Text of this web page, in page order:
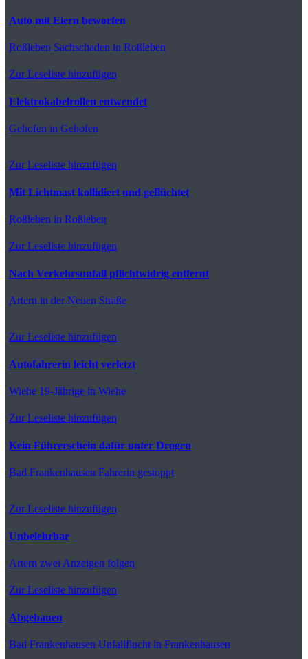
Auto mit Eiern beworfen
Roßleben Sachschaden in Roßleben
Zur Leseliste hinzufügen
Elektrokabelrollen entwendet
Gehofen in Gehofen
Zur Leseliste hinzufügen
Mit Lichtmast kollidiert und geflüchtet
Roßleben in Roßleben
Zur Leseliste hinzufügen
Nach Verkehrsunfall pflichtwidrig entfernt
Artern in der Neuen Straße
Zur Leseliste hinzufügen
Autofahrerin leicht verletzt
Wiehe 19-Jährige in Wiehe
Zur Leseliste hinzufügen
Kein Führerschein dafür unter Drogen
Bad Frankenhausen Fahrerin gestoppt
Zur Leseliste hinzufügen
Unbelehrbar
Artern zwei Anzeigen folgen
Zur Leseliste hinzufügen
Abgehauen
Bad Frankenhausen Unfallflucht in Frankenhausen